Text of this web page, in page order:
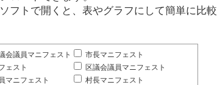
フトで開くと、表やグラフにして簡単に比較
会議員マニフェスト
市長マニフェスト
ェスト
区議会議員マニフェスト
マニフェスト
村長マニフェスト